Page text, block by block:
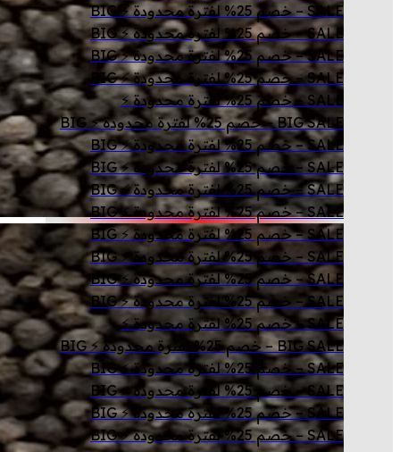
SALE – خصم 25% لفترة محدودة ⚡ BIG
SALE – خصم 25% لفترة محدودة ⚡ BIG
SALE – خصم 25% لفترة محدودة ⚡ BIG
SALE – خصم 25% لفترة محدودة ⚡ BIG
SALE – خصم 25% لفترة محدودة ⚡
BIG SALE – خصم 25% لفترة محدودة ⚡ BIG
SALE – خصم 25% لفترة محدودة ⚡ BIG
SALE – خصم 25% لفترة محدودة ⚡ BIG
SALE – خصم 25% لفترة محدودة ⚡ BIG
SALE – خصم 25% لفترة محدودة ⚡ BIG
SALE – خصم 25% لفترة محدودة ⚡ BIG
SALE – خصم 25% لفترة محدودة ⚡ BIG
SALE – خصم 25% لفترة محدودة ⚡ BIG
SALE – خصم 25% لفترة محدودة ⚡ BIG
SALE – خصم 25% لفترة محدودة ⚡
BIG SALE – خصم 25% لفترة محدودة ⚡ BIG
SALE – خصم 25% لفترة محدودة ⚡ BIG
SALE – خصم 25% لفترة محدودة ⚡ BIG
SALE – خصم 25% لفترة محدودة ⚡ BIG
SALE – خصم 25% لفترة محدودة ⚡ BIG